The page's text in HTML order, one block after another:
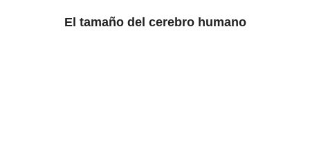
El tamaño del cerebro humano